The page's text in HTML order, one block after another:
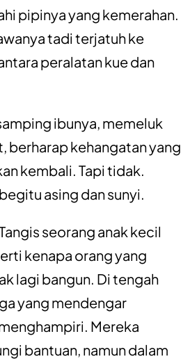
pipinya yang kemerahan.
tadi terjatuh ke
peralatan kue dan
ibunya, memeluk
berharap kehangatan yang
kembali. Tapi tidak.
asing dan sunyi.
seorang anak kecil
kenapa orang yang
lagi bangun. Di tengah
yang mendengar
Mereka
bantuan, namun dalam